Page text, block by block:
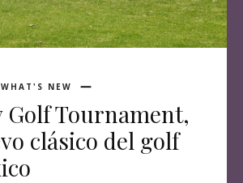
WHAT'S NEW
Tournament,
clásico del golf